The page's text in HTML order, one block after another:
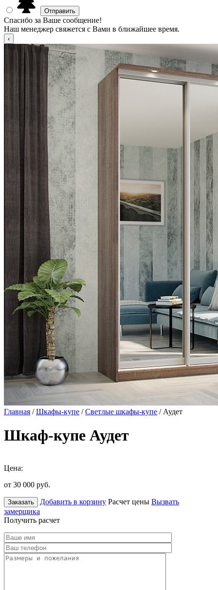
Спасибо за Ваше сообщение!
Наш менеджер свяжется с Вами в ближайшее время.
Главная /Шкафы-купе /Светлые шкафы-купе / Аудет
Шкаф-купе Аудет
Цена:
от 30 000 руб.
Заказать Добавить в корзину Расчет цены Вызвать
замерщика
Получить расчет